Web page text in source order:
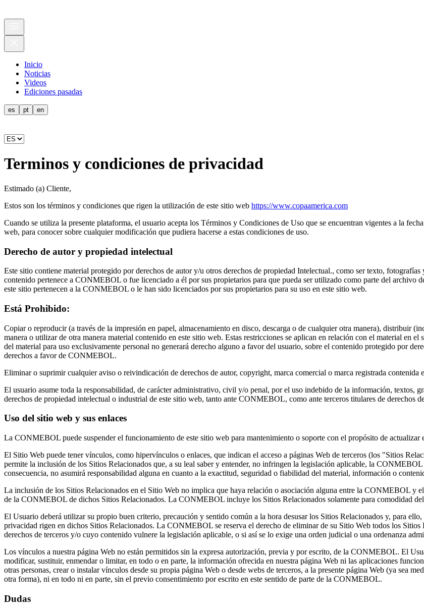
Inicio
Noticias
Videos
Ediciones pasadas
es pt en
Terminos y condiciones de privacidad
Estimado (a) Cliente,
Estos son los términos y condiciones que rigen la utilización de este sitio web https://www.copaamerica.com
Cuando se utiliza la presente plataforma, el usuario acepta los Términos y Condiciones de Uso que se encuentran vigentes a la
web, para conocer sobre cualquier modificación que pudiera hacerse a estas condiciones de uso.
Derecho de autor y propiedad intelectual
Este sitio contiene material protegido por derechos de autor y/u otros derechos de propiedad Intelectual., como ser texto,
contenido pertenece a CONMEBOL o fue licenciado a él por sus propietarios para que pueda ser utilizado como parte del archivo
este sitio pertenecen a la CONMEBOL o le han sido licenciados por sus propietarios para su uso en este sitio web.
Está Prohibido:
Copiar o reproducir (a través de la impresión en papel, almacenamiento en disco, descarga o de cualquier otra manera), distribuir
manera o utilizar de otra manera material contenido en este sitio web. Estas restricciones se aplican en relación con el material en
del material para uso exclusivamente personal no generará derecho alguno a favor del usuario, sobre el contenido protegido por
derechos a favor de CONMEBOL.
Eliminar o suprimir cualquier aviso o reivindicación de derechos de autor, copyright, marca comercial o marca registrada contenida
El usuario asume toda la responsabilidad, de carácter administrativo, civil y/o penal, por el uso indebido de la información, textos,
derechos de propiedad intelectual o industrial de este sitio web, tanto ante CONMEBOL, como ante terceros titulares de derechos
Uso del sitio web y sus enlaces
La CONMEBOL puede suspender el funcionamiento de este sitio web para mantenimiento o soporte con el propósito de
El Sitio Web puede tener vínculos, como hipervínculos o enlaces, que indican el acceso a páginas Web de terceros (los "Sitios
permite la inclusión de los Sitios Relacionados que, a su leal saber y entender, no infringen la legislación aplicable, la
consecuencia, no asumirá responsabilidad alguna en cuanto a la exactitud, seguridad o fiabilidad del material, información o
La inclusión de los Sitios Relacionados en el Sitio Web no implica que haya relación o asociación alguna entre la CONMEBOL y
de la CONMEBOL de dichos Sitios Relacionados. La CONMEBOL incluye los Sitios Relacionados solamente para comodidad
El Usuario deberá utilizar su propio buen criterio, precaución y sentido común a la hora desusar los Sitios Relacionados y, para
privacidad rigen en dichos Sitios Relacionados. La CONMEBOL se reserva el derecho de eliminar de su Sitio Web todos los
derechos de terceros y/o cuyo contenido vulnere la legislación aplicable, o si así se lo exige una orden judicial o una ordenanza
Los vínculos a nuestra página Web no están permitidos sin la expresa autorización, previa y por escrito, de la CONMEBOL. El
modificar, sustituir, enmendar o limitar, en todo o en parte, la información ofrecida en nuestra página Web ni las aplicaciones
otras personas, crear o instalar vínculos desde su propia página Web o desde webs de terceros, a la presente página Web (ya sea
otra forma), ni en todo ni en parte, sin el previo consentimiento por escrito en este sentido de parte de la CONMEBOL.
Dudas